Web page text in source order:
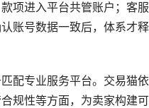
项进入平台共管账户；客
账号数据一致后，体系才
配专业服务平台。交易猫
规性等方面，为卖家构建可